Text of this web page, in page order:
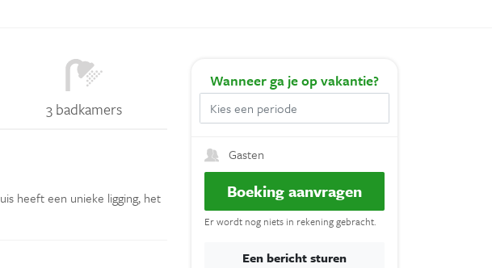
3 badkamers
heeft een unieke ligging, het
Wanneerga je op vakantie?
Gasten
Boeking aanvragen
Er wordt nog niets in rekening gebracht.
Een bericht sturen